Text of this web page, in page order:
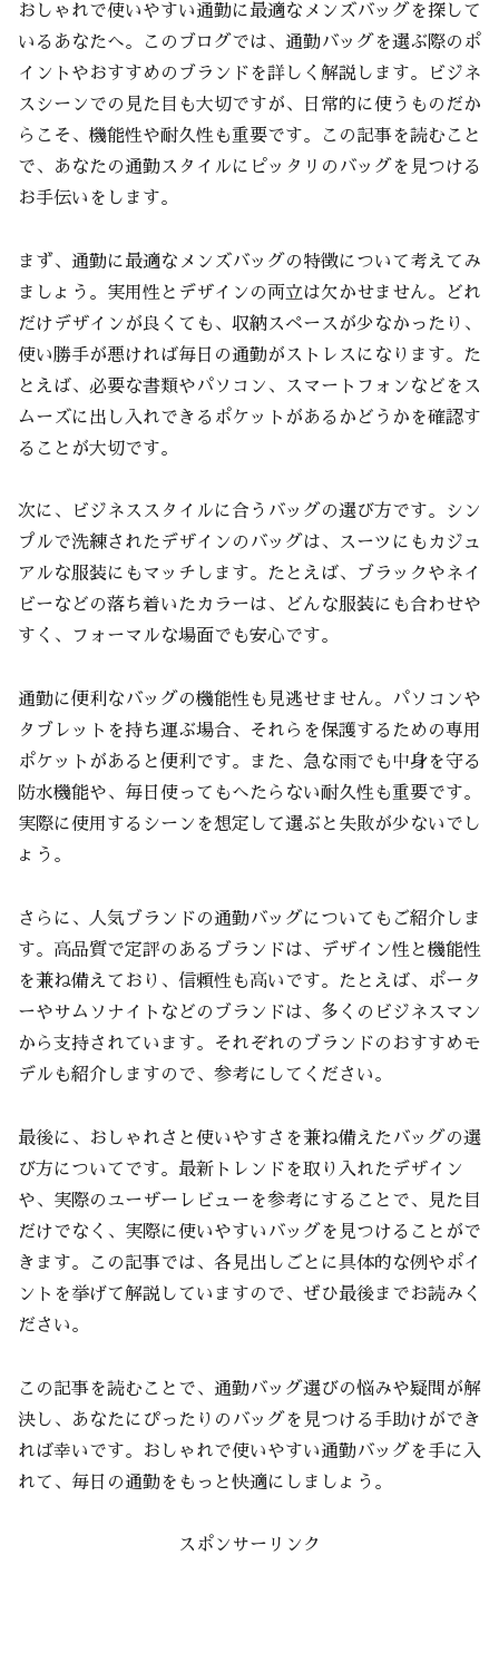
おしゃれで使いやすい通勤に最適なメンズバッグを探して
いるあなたへ。このブログでは、通勤バッグを選ぶ際のポ
イントやおすすめのブランドを詳しく解説します。ビジネ
スシーンでの見た目も大切ですが、日常的に使うものだか
らこそ、機能性や耐久性も重要です。この記事を読むこと
で、あなたの通勤スタイルにピッタリのバッグを見つける
お手伝いをします。
まず、通勤に最適なメンズバッグの特徴について考えてみ
ましょう。実用性とデザインの両立は欠かせません。どれ
だけデザインが良くても、収納スペースが少なかったり、
使い勝手が悪ければ毎日の通勤がストレスになります。た
とえば、必要な書類やパソコン、スマートフォンなどをス
ムーズに出し入れできるポケットがあるかどうかを確認す
ることが大切です。
次に、ビジネススタイルに合うバッグの選び方です。シン
プルで洗練されたデザインのバッグは、スーツにもカジュ
アルな服装にもマッチします。たとえば、ブラックやネイ
ビーなどの落ち着いたカラーは、どんな服装にも合わせや
すく、フォーマルな場面でも安心です。
通勤に便利なバッグの機能性も見逃せません。パソコンや
タブレットを持ち運ぶ場合、それらを保護するための専用
ポケットがあると便利です。また、急な雨でも中身を守る
防水機能や、毎日使ってもへたらない耐久性も重要です。
実際に使用するシーンを想定して選ぶと失敗が少ないでし
ょう。
さらに、人気ブランドの通勤バッグについてもご紹介しま
す。高品質で定評のあるブランドは、デザイン性と機能性
を兼ね備えており、信頼性も高いです。たとえば、ポータ
ーやサムソナイトなどのブランドは、多くのビジネスマン
から支持されています。それぞれのブランドのおすすめモ
デルも紹介しますので、参考にしてください。
最後に、おしゃれさと使いやすさを兼ね備えたバッグの選
び方についてです。最新トレンドを取り入れたデザイン
や、実際のユーザーレビューを参考にすることで、見た目
だけでなく、実際に使いやすいバッグを見つけることがで
きます。この記事では、各見出しごとに具体的な例やポイ
ントを挙げて解説していますので、ぜひ最後までお読みく
ださい。
この記事を読むことで、通勤バッグ選びの悩みや疑問が解
決し、あなたにぴったりのバッグを見つける手助けができ
れば幸いです。おしゃれで使いやすい通勤バッグを手に入
れて、毎日の通勤をもっと快適にしましょう。
スポンサーリンク